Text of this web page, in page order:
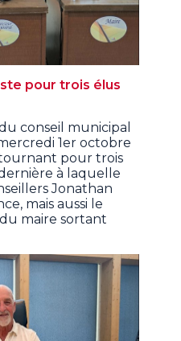
pour trois élus
conseil municipal
1er octobre
pour trois
dernière à laquelle
Jonathan
mais aussi le
maire sortant